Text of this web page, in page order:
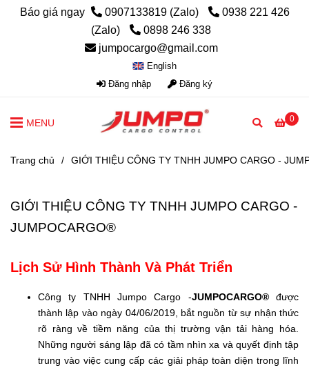
Báo giá ngay 0907133819 (Zalo)
0938 221 426
(Zalo)
0898 246 338
jumpocargo@gmail.com
English
Đăng nhập
Đăng ký
0
MENU
Trang chủ / GIỚI THIỆU CÔNG TY TNHH JUMPO CARGO -
GIỚI THIỆU CÔNG TY TNHH JUMPO CARGO -
JUMPOCARGO®
Lịch Sử Hình Thành Và Phát Triển
Công ty TNHH Jumpo Cargo -JUMPOCARGO®được
thành lập vào ngày 04/06/2019, bắt nguồn từ sự nhận thức
rõ ràng về tiềm năng của thị trường vận tải hàng hóa.
Những người sáng lập đã có tầm nhìn xa và quyết định tập
trung vào việc cung cấp các giải pháp toàn diện trong lĩnh